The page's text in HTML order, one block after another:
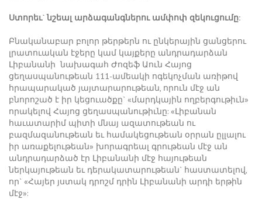
Ստորեւ` նշեալ արձագանգներու ամփոփ զեկուցումը:
Բնականաբար բոլոր թերթերն ու ընկերային ցանցերու
լրատուական էջերը կամ կայքերը անդրադարձան
Լիբանանի նախագահ Ժոզեֆ Աուն Հայոց
ցեղասպանութեան 111-ամեակի ոգեկոչման առիթով
հրապարակած յայտարարութեան, որուն մէջ ան
բնորոշած է իր կեցուածքը` «մարդկային ողբերգութիւն»
որակելով Հայոց ցեղասպանութիւնը: «Լիբանան
հաւատարիմ պիտի մնայ ազատութեան ու
բազմազանութեան եւ համակեցութեան օրրան ըլլալու
իր առաքելութեան» խորագրեալ գրութեան մէջ ան
անդրադարձած էր Լիբանանի մէջ հայութեան
ներկայութեան եւ դերակատարութեան` հաստատելով,
որ` «Հայեր յստակ դրոշմ դրին Լիբանանի արդի երթին
մէջ»: